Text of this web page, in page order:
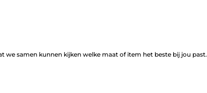
we samen kunnen kijken welke maat of item het beste bij jou past.